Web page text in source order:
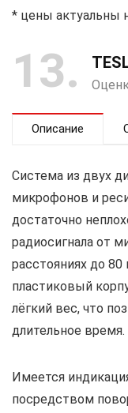
* цены актуальны
13
Описание
Система из двух
микрофонов и
достаточно
радиосигнала от
расстояниях до
пластиковый
лёгкий вес, что
длительное время.
Имеется
посредством